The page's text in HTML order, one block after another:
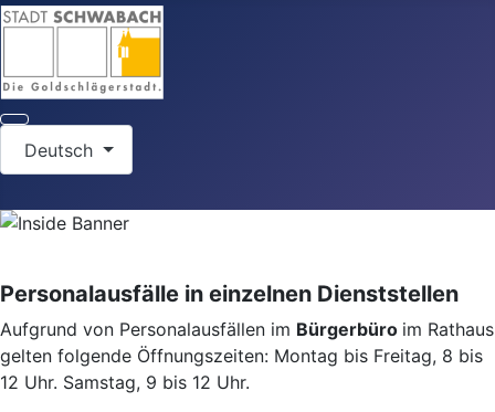
Deutsch
Personalausfälle in einzelnen Dienststellen
Aufgrund von Personalausfällen im Bürgerbüro im Rathaus
gelten folgende Öffnungszeiten: Montag bis Freitag, 8 bis
12 Uhr. Samstag, 9 bis 12 Uhr.